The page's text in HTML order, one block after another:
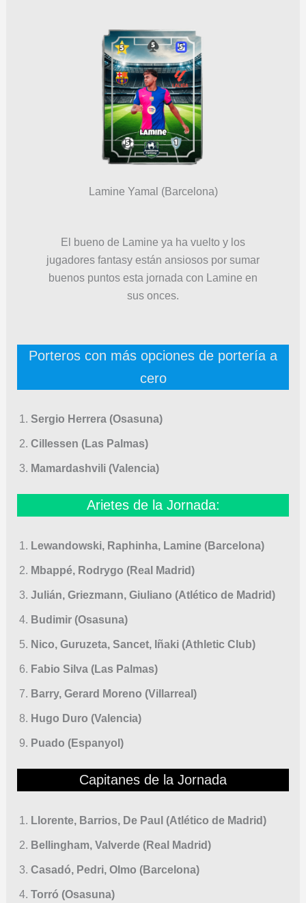
Lamine Yamal (Barcelona)
El bueno de Lamine ya ha vuelto y los
jugadores fantasy están ansiosos por sumar
buenos puntos esta jornada con Lamine en
sus onces.
Porteros con más opciones de portería a
cero
Sergio Herrera (Osasuna)
Cillessen (Las Palmas)
Mamardashvili (Valencia)
Arietes de la Jornada:
Lewandowski, Raphinha, Lamine (Barcelona)
Mbappé, Rodrygo (Real Madrid)
Julián, Griezmann, Giuliano (Atlético de Madrid)
Budimir (Osasuna)
Nico, Guruzeta, Sancet, Iñaki (Athletic Club)
Fabio Silva (Las Palmas)
Barry, Gerard Moreno (Villarreal)
Hugo Duro (Valencia)
Puado (Espanyol)
Capitanes de la Jornada
Llorente, Barrios, De Paul (Atlético de Madrid)
Bellingham, Valverde (Real Madrid)
Casadó, Pedri, Olmo (Barcelona)
Torró (Osasuna)